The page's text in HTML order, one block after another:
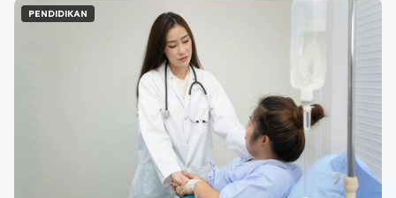
PENDIDIKAN